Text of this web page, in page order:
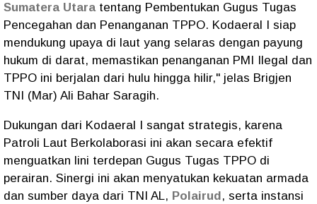
Sumatera Utaratentang Pembentukan Gugus Tugas
Pencegahan dan Penanganan TPPO. Kodaeral I siap
mendukung upaya di laut yang selaras dengan payung
hukum di darat, memastikan penanganan PMI Ilegal dan
TPPO ini berjalan dari hulu hingga hilir," jelas Brigjen
TNI (Mar) Ali Bahar Saragih.
​Dukungan dari Kodaeral I sangat strategis, karena
Patroli Laut Berkolaborasi ini akan secara efektif
menguatkan lini terdepan Gugus Tugas TPPO di
perairan. Sinergi ini akan menyatukan kekuatan armada
dan sumber daya dari TNI AL, Polairud , serta instansi